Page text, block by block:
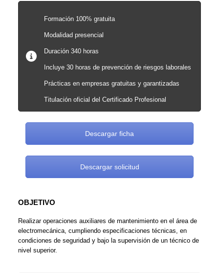
Formación 100% gratuita
Modalidad presencial
Duración 340 horas
Incluye 30 horas de prevención de riesgos laborales
Prácticas en empresas gratuitas y garantizadas
Titulación oficial del Certificado Profesional
Descargar ficha
Descargar solicitud
OBJETIVO
Realizar operaciones auxiliares de mantenimiento en el área de
electromecánica, cumpliendo especificaciones técnicas, en
condiciones de seguridad y bajo la supervisión de un técnico de
nivel superior.